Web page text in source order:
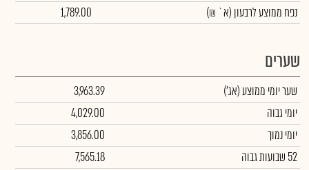
נפח ממוצע לרבעון (א` ₪)
1,789.00
שערים
שער יומי ממוצע(אג')
3,963.39
יומי גבוה
4,029.00
יומי נמוך
3,856.00
52 שבועות גבוה
7,565.18